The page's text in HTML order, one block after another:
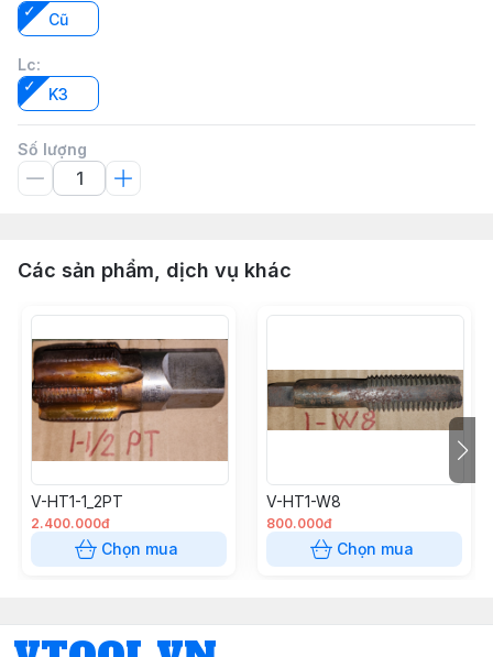
Cũ
Lc:
K3
Số lượng
Các sản phẩm, dịch vụ khác
V-HT1-1_2PT
2.400.000đ
Chọn mua
V-HT1-W8
800.000đ
Chọn mua